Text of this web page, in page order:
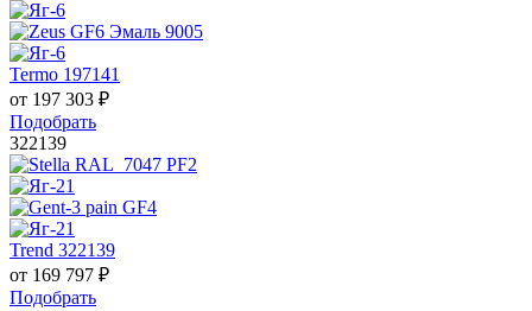
Termo 197141
от 197 303 ₽
Подобрать
322139
Trend 322139
от 169 797 ₽
Подобрать